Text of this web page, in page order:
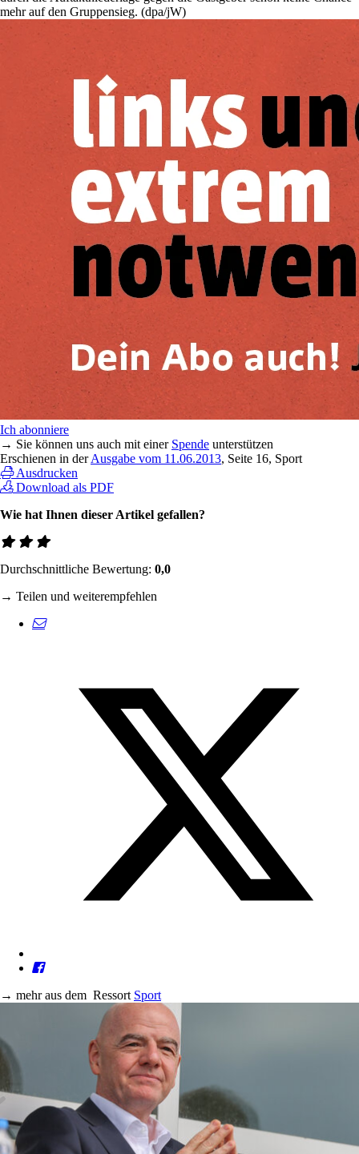
mehr auf den Gruppensieg. (dpa/jW)
Ich abonniere
→ Sie können uns auch mit einer Spende unterstützen
Erschienen in derAusgabe vom 11.06.2013, Seite 16, Sport
Ausdrucken
Download als PDF
Wie hat Ihnen dieser Artikel gefallen?
Durchschnittliche Bewertung: 0,0
→ Teilen und weiterempfehlen
→ mehr aus dem Ressort Sport